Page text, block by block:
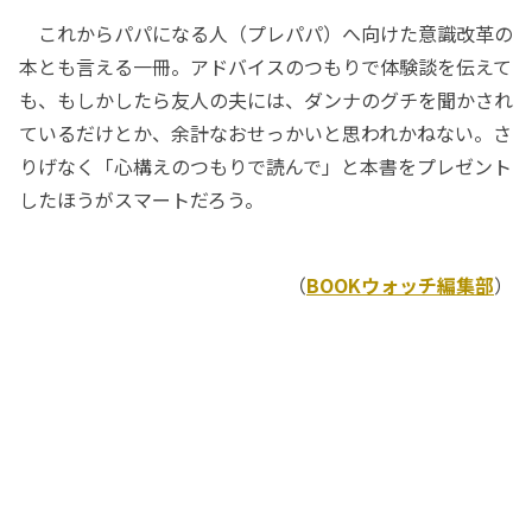
これからパパになる人（プレパパ）へ向けた意識改革の
本とも言える一冊。アドバイスのつもりで体験談を伝えて
も、もしかしたら友人の夫には、ダンナのグチを聞かされ
ているだけとか、余計なおせっかいと思われかねない。さ
りげなく「心構えのつもりで読んで」と本書をプレゼント
したほうがスマートだろう。
（BOOKウォッチ編集部）